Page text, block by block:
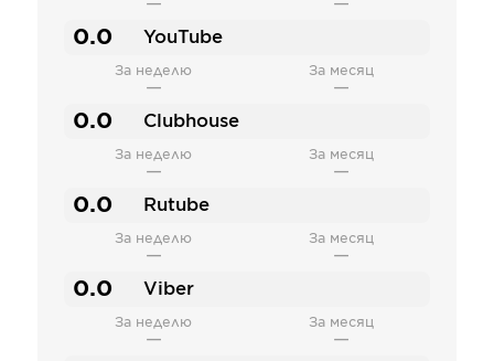
— —
0.0 YouTube
За неделю
—
За месяц
—
0.0 Clubhouse
За неделю
—
За месяц
—
0.0 Rutube
За неделю
—
За месяц
—
0.0 Viber
За неделю
—
За месяц
—